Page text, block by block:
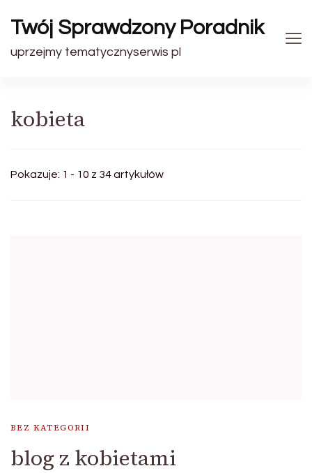
Twój Sprawdzony Poradnik
uprzejmy tematycznyserwis pl
kobieta
Pokazuje: 1 - 10 z 34 artykułów
BEZ KATEGORII
blog z kobietami